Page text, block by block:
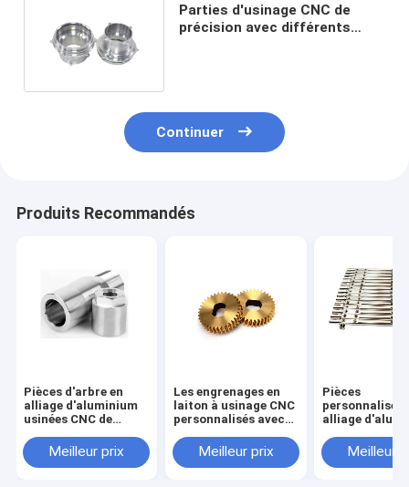
Parties d'usinage CNC de
précision avec différents
Continuer
Produits Recommandés
Pièces d'arbre en
alliage d'aluminium
usinées CNC de
Meilleur prix
Les engrenages en
laiton à usinage CNC
personnalisés avec
0,02 mmMeilleur prix
Pièces
alliage
avec une
de 0,02 mm
Meilleur